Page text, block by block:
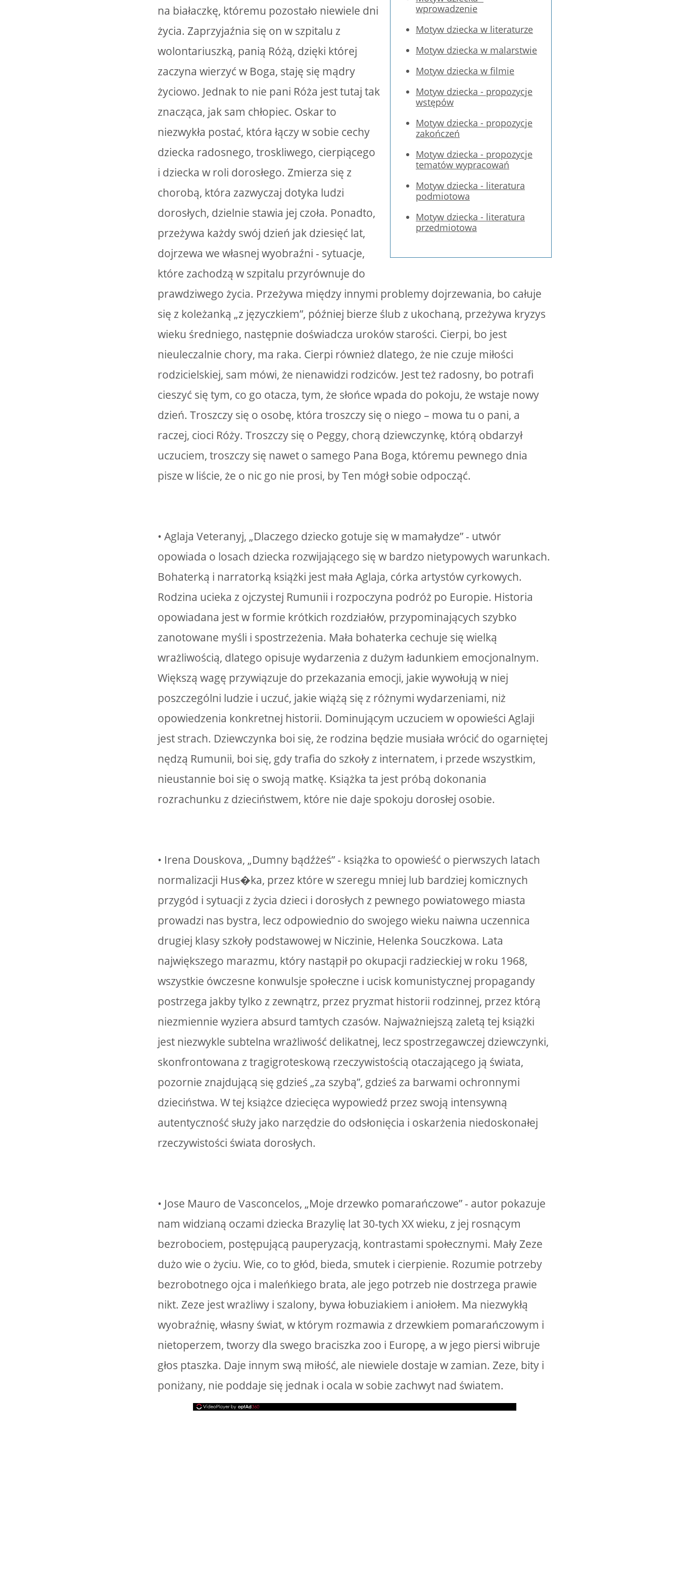
wprowadzenie
Motyw dziecka w literaturze
Motyw dziecka w malarstwie
Motyw dziecka w filmie
Motyw dziecka - propozycje
wstępów
Motyw dziecka - propozycje
zakończeń
Motyw dziecka - propozycje
tematów wypracowań
Motyw dziecka - literatura
podmiotowa
Motyw dziecka - literatura
przedmiotowa
na białaczkę, któremu pozostało niewiele dni
życia. Zaprzyjaźnia się on w szpitalu z
wolontariuszką, panią Różą, dzięki której
zaczyna wierzyć w Boga, staję się mądry
życiowo. Jednak to nie pani Róża jest tutaj tak
znacząca, jak sam chłopiec. Oskar to
niezwykła postać, która łączy w sobie cechy
dziecka radosnego, troskliwego, cierpiącego
i dziecka w roli dorosłego. Zmierza się z
chorobą, która zazwyczaj dotyka ludzi
dorosłych, dzielnie stawia jej czoła. Ponadto,
przeżywa każdy swój dzień jak dziesięć lat,
dojrzewa we własnej wyobraźni - sytuacje,
które zachodzą w szpitalu przyrównuje do
prawdziwego życia. Przeżywa między innymi problemy dojrzewania, bo całuje
się z koleżanką „z języczkiem”, później bierze ślub z ukochaną, przeżywa kryzys
wieku średniego, następnie doświadcza uroków starości. Cierpi, bo jest
nieuleczalnie chory, ma raka. Cierpi również dlatego, że nie czuje miłości
rodzicielskiej, sam mówi, że nienawidzi rodziców. Jest też radosny, bo potrafi
cieszyć się tym, co go otacza, tym, że słońce wpada do pokoju, że wstaje nowy
dzień. Troszczy się o osobę, która troszczy się o niego – mowa tu o pani, a
raczej, cioci Róży. Troszczy się o Peggy, chorą dziewczynkę, którą obdarzył
uczuciem, troszczy się nawet o samego Pana Boga, któremu pewnego dnia
pisze w liście, że o nic go nie prosi, by Ten mógł sobie odpocząć.
• Aglaja Veteranyj, „Dlaczego dziecko gotuje się w mamałydze” - utwór
opowiada o losach dziecka rozwijającego się w bardzo nietypowych warunkach.
Bohaterką i narratorką książki jest mała Aglaja, córka artystów cyrkowych.
Rodzina ucieka z ojczystej Rumunii i rozpoczyna podróż po Europie. Historia
opowiadana jest w formie krótkich rozdziałów, przypominających szybko
zanotowane myśli i spostrzeżenia. Mała bohaterka cechuje się wielką
wrażliwością, dlatego opisuje wydarzenia z dużym ładunkiem emocjonalnym.
Większą wagę przywiązuje do przekazania emocji, jakie wywołują w niej
poszczególni ludzie i uczuć, jakie wiążą się z różnymi wydarzeniami, niż
opowiedzenia konkretnej historii. Dominującym uczuciem w opowieści Aglaji
jest strach. Dziewczynka boi się, że rodzina będzie musiała wrócić do ogarniętej
nędzą Rumunii, boi się, gdy trafia do szkoły z internatem, i przede wszystkim,
nieustannie boi się o swoją matkę. Książka ta jest próbą dokonania
rozrachunku z dzieciństwem, które nie daje spokoju dorosłej osobie.
• Irena Douskova, „Dumny bądźżeś” - książka to opowieść o pierwszych latach
normalizacji Hus�ka, przez które w szeregu mniej lub bardziej komicznych
przygód i sytuacji z życia dzieci i dorosłych z pewnego powiatowego miasta
prowadzi nas bystra, lecz odpowiednio do swojego wieku naiwna uczennica
drugiej klasy szkoły podstawowej w Niczinie, Helenka Souczkowa. Lata
największego marazmu, który nastąpił po okupacji radzieckiej w roku 1968,
wszystkie ówczesne konwulsje społeczne i ucisk komunistycznej propagandy
postrzega jakby tylko z zewnątrz, przez pryzmat historii rodzinnej, przez którą
niezmiennie wyziera absurd tamtych czasów. Najważniejszą zaletą tej książki
jest niezwykle subtelna wrażliwość delikatnej, lecz spostrzegawczej dziewczynki,
skonfrontowana z tragigroteskową rzeczywistością otaczającego ją świata,
pozornie znajdującą się gdzieś „za szybą”, gdzieś za barwami ochronnymi
dzieciństwa. W tej książce dziecięca wypowiedź przez swoją intensywną
autentyczność służy jako narzędzie do odsłonięcia i oskarżenia niedoskonałej
rzeczywistości świata dorosłych.
• Jose Mauro de Vasconcelos, „Moje drzewko pomarańczowe” - autor pokazuje
nam widzianą oczami dziecka Brazylię lat 30-tych XX wieku, z jej rosnącym
bezrobociem, postępującą pauperyzacją, kontrastami społecznymi. Mały Zeze
dużo wie o życiu. Wie, co to głód, bieda, smutek i cierpienie. Rozumie potrzeby
bezrobotnego ojca i maleńkiego brata, ale jego potrzeb nie dostrzega prawie
nikt. Zeze jest wrażliwy i szalony, bywa łobuziakiem i aniołem. Ma niezwykłą
wyobraźnię, własny świat, w którym rozmawia z drzewkiem pomarańczowym i
nietoperzem, tworzy dla swego braciszka zoo i Europę, a w jego piersi wibruje
głos ptaszka. Daje innym swą miłość, ale niewiele dostaje w zamian. Zeze, bity i
poniżany, nie poddaje się jednak i ocala w sobie zachwyt nad światem.